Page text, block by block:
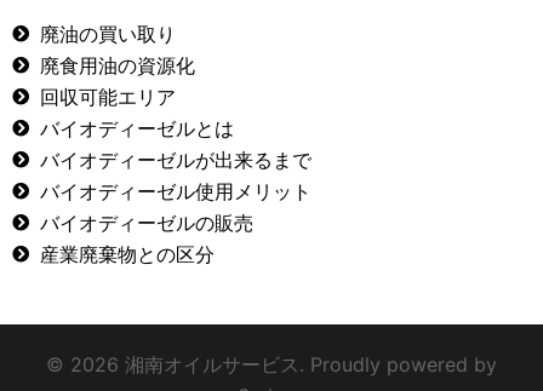
廃油の買い取り
廃食用油の資源化
回収可能エリア
バイオディーゼルとは
バイオディーゼルが出来るまで
バイオディーゼル使用メリット
バイオディーゼルの販売
産業廃棄物との区分
© 2026 湘南オイルサービス. Proudly powered by